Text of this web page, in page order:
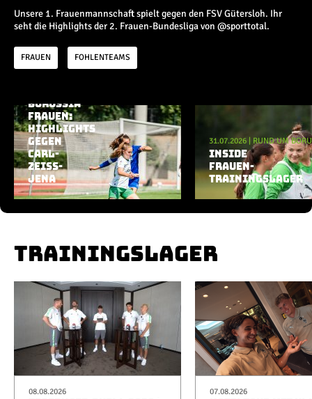
Europa League
Testspiele
News
Interviews
Pressekonferenzen
Rund um Borussia
Trainingslager
Buntes
Unsere 1. Frauenmannschaft spielt gegen den FSV Gütersloh. Ihr
seht die Highlights der 2. Frauen-Bundesliga von @sporttotal.
FRAUEN FOHLENTEAMS
Aktuelle Playlist
BORUSSIA
FRAUEN:
HIGHLIGHTS
GEGEN
CARL-
ZEISS-
JENA
31.07.2026 RUND UM
INSIDE
FRAUEN-
TRAININGSLAGER
TRAININGSLAGER
08.08.2026 07.08.2026